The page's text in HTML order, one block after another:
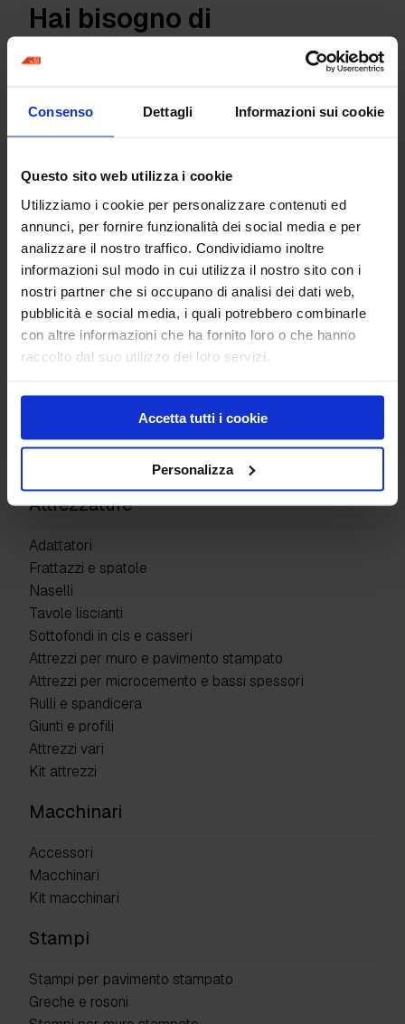
Consenso Dettagli Informazioni sui cookie
Questo sito web utilizza i cookie
Utilizziamo i cookie per personalizzare contenuti ed
annunci, per fornire funzionalità dei social media e per
analizzare il nostro traffico. Condividiamo inoltre
informazioni sul modo in cui utilizza il nostro sito con i
nostri partner che si occupano di analisi dei dati web,
pubblicità e social media, i quali potrebbero combinarle
con altre informazioni che ha fornito loro o che hanno
raccolto dal suo utilizzo dei loro servizi.
Accetta tutti i cookie
Personalizza
12″ Tile
Diamond Tile
Prodotti
Pavimenti industriali
Superfici Decorative
Protettivi e resine
Detergenti e altro
Attrezzature
Adattatori
Frattazzi e spatole
Naselli
Tavole liscianti
Sottofondi in cls e casseri
Attrezzi per muro e pavimento stampato
Attrezzi per microcemento e bassi spessori
Rulli e spandicera
Giunti e profili
Attrezzi vari
Kit attrezzi
Macchinari
Accessori
Macchinari
Kit macchinari
Stampi
Stampi per pavimento stampato
Greche e rosoni
Hai bisogno di
informazioni per questo
prodotto?